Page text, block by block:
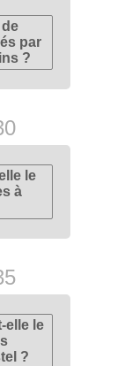
par
?
le
à
elle le
?